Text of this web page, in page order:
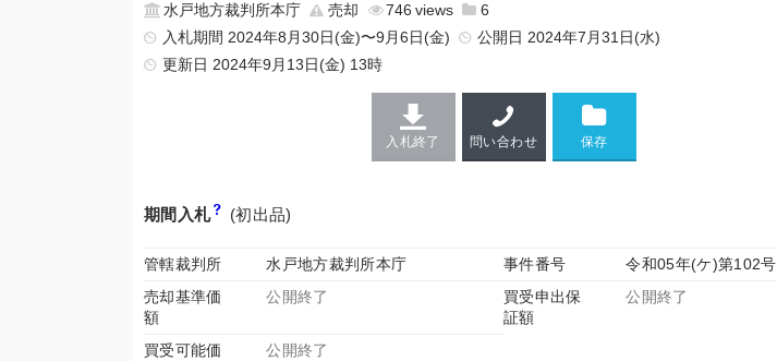
水戸地方裁判所本庁 売却 746
6
入札期間 2024年8月30日(金)〜9月6日(金)
公開日 2024年7月31日(水)
更新日 2024年9月13日(金) 13時
入札終了 問い合わせ
期間入札 (初出品)
管轄裁判所 水戸地方裁判所本庁 事件番号
令和05年(ケ)第102号
売却基準価
額
公開終了
買受申出保
証額
公開終了
買受可能価
公開終了